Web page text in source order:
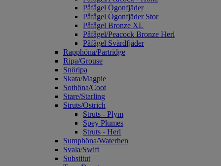
Påfågel Ögonfjäder
Påfågel Ögonfjäder Stor
Påfågel Bronze XL
Påfågel/Peacock Bronze Herl
Påfågel Svärdfjäder
Rapphöna/Partridge
Ripa/Grouse
Snöripa
Skata/Magpie
Sothöna/Coot
Stare/Starling
Struts/Ostrich
Struts - Plym
Spey Plumes
Struts - Herl
Sumphöna/Waterhen
Svala/Swift
Substitut